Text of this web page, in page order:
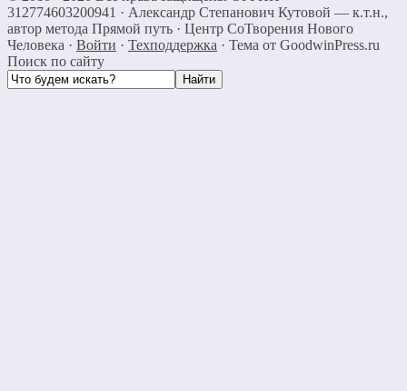
312774603200941 · Александр Степанович Кутовой — к.т.н.,
автор метода Прямой путь · Центр СоТворения Нового
Человека · Войти · Техподдержка · Тема от GoodwinPress.ru
Поиск по сайту